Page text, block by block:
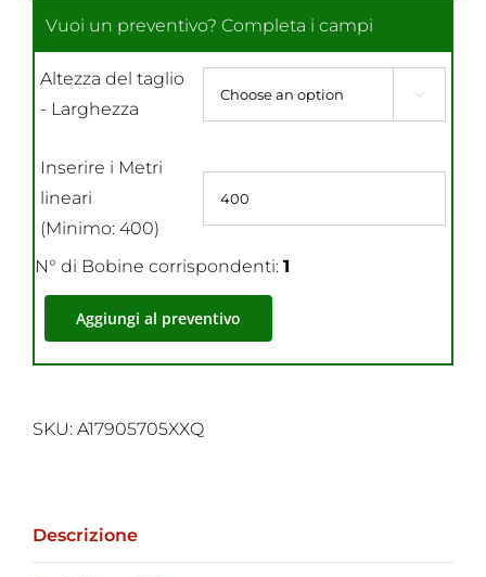
Altezza del taglio
- Larghezza

Inserire i Metri
lineari
(Minimo: 400)
N° di Bobine corrispondenti: 1
Aggiungi al preventivo
SKU: A17905705XXQ
Descrizione